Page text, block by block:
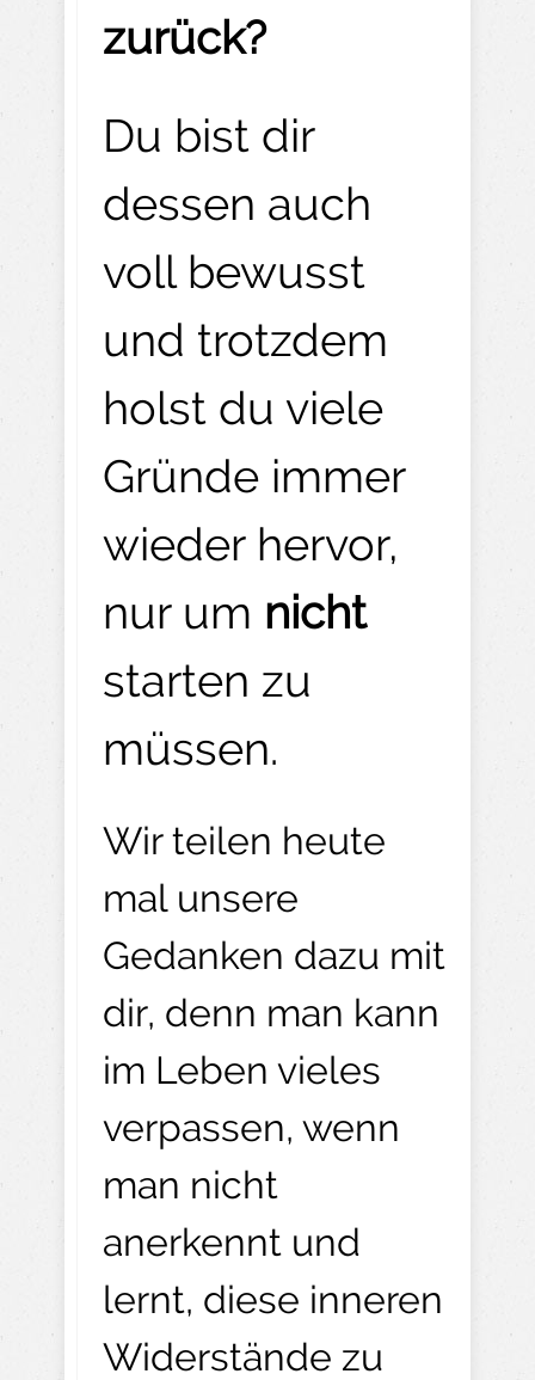
zurück?
Du bist dir
dessen auch
voll bewusst
und trotzdem
holst du viele
Gründe immer
wieder hervor,
nur um nicht
starten zu
müssen.
Wir teilen heute
mal unsere
Gedanken dazu mit
dir, denn man kann
im Leben vieles
verpassen, wenn
man nicht
anerkennt und
lernt, diese inneren
Widerstände zu